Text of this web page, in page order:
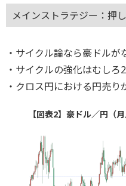
メインストラテジー：押
・サイクル論なら豪ドルが
・サイクルの強化はむしろ
・クロス円における円売り
【図表2】豪ドル／円